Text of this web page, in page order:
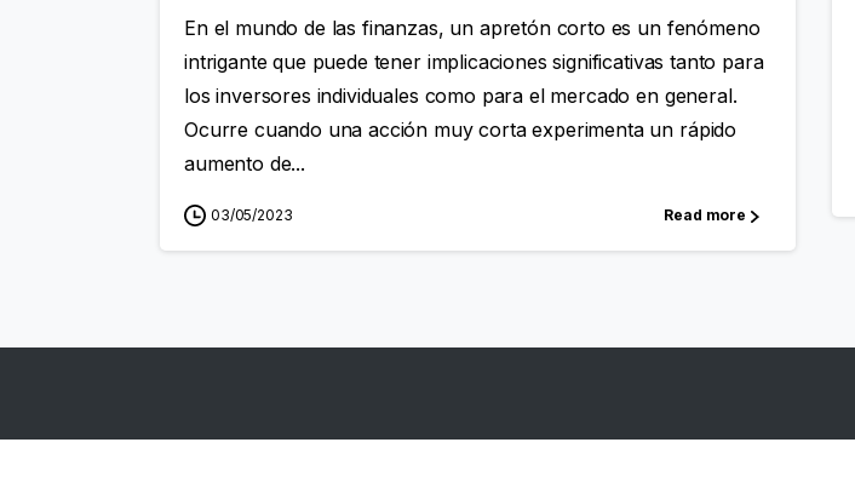
En el mundo de las finanzas, un apretón corto es un fenómeno
intrigante que puede tener implicaciones significativas tanto para
los inversores individuales como para el mercado en general.
Ocurre cuando una acción muy corta experimenta un rápido
aumento de...
03/05/2023 Read more